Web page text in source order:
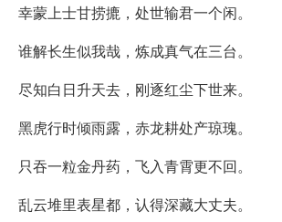
幸蒙上士甘捞摝，处世输君一个闲。
谁解长生似我哉，炼成真气在三台。
尽知白日升天去，刚逐红尘下世来。
黑虎行时倾雨露，赤龙耕处产琼瑰。
只吞一粒金丹药，飞入青霄更不回。
乱云堆里表星都，认得深藏大丈夫。